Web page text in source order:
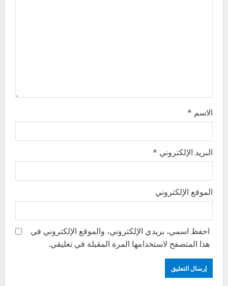
الاسم *
البريد الإلكتروني *
الموقع الإلكتروني
احفظ اسمي، بريدي الإلكتروني، والموقع الإلكتروني في
هذا المتصفح لاستخدامها المرة المقبلة في تعليقي.